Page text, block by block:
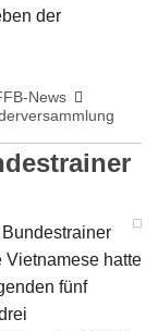
der
News
Vietnamese hatte
fünf